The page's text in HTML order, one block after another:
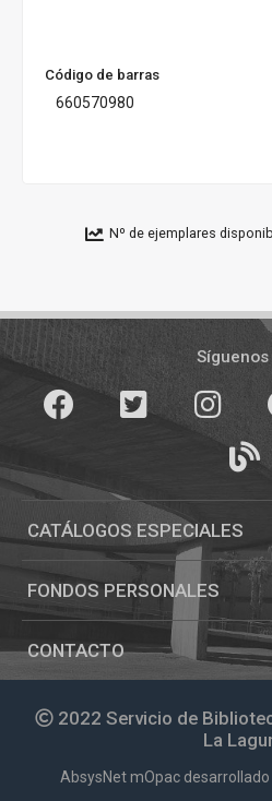
Código de barras
660570980
Nº de ejemplares
Pié
de
página
Síguenos
Instagram
CATÁLOGOS ESPECIALES
FONDOS PERSONALES
CONTACTO
2022 Servicio de
La
AbsysNet mOpac